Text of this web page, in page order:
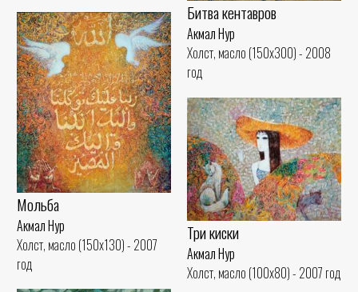
Битва кентавров
Акмал Нур
Холст, масло (150x300) - 2008
год
Мольба
Акмал Нур
Холст, масло (150x130) - 2007
год
Три киски
Акмал Нур
Холст, масло (100x80) - 2007 год